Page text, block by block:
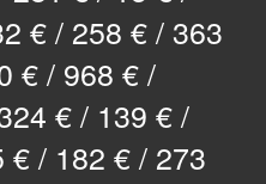
€ / 258 € / 363
€ / 968 € /
€ / 139 € /
€ / 182 € / 273